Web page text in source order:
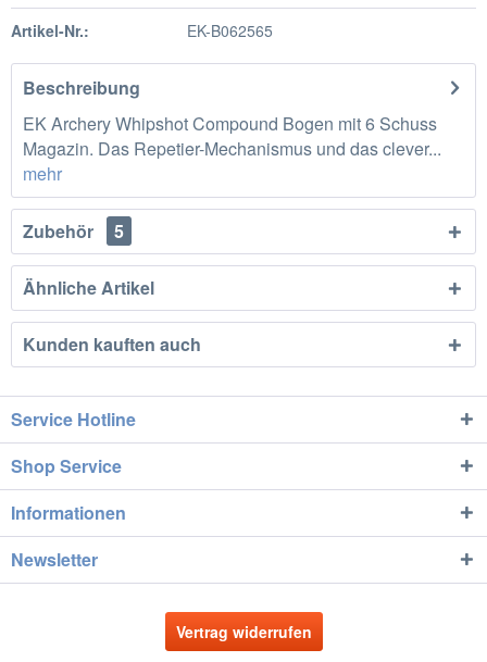
Artikel-Nr.: EK-B062565
Beschreibung
EK Archery Whipshot Compound Bogen mit 6 Schuss
Magazin. Das Repetier-Mechanismus und das clever...
mehr
Zubehör 5
Ähnliche Artikel
Kunden kauften auch
Service Hotline
Shop Service
Informationen
Newsletter
Vertrag widerrufen